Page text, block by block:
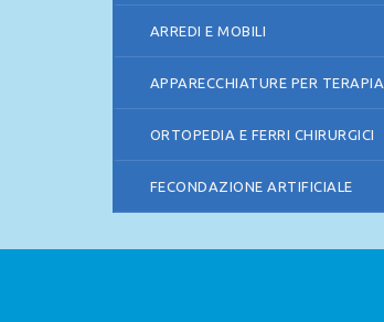
ARREDI E MOBILI
APPARECCHIATURE PER TERAPIA
ORTOPEDIA E FERRI CHIRURGICI
FECONDAZIONE ARTIFICIALE